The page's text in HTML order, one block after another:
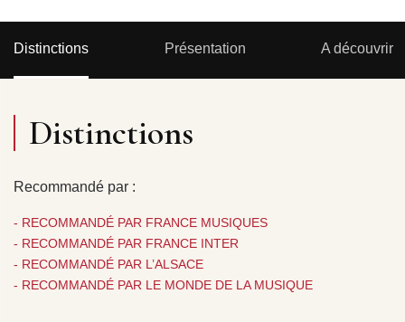
Distinctions Présentation A découvrir
Distinctions
Recommandé par :
- RECOMMANDÉ PAR FRANCE MUSIQUES
- RECOMMANDÉ PAR FRANCE INTER
- RECOMMANDÉ PAR L’ALSACE
- RECOMMANDÉ PAR LE MONDE DE LA MUSIQUE